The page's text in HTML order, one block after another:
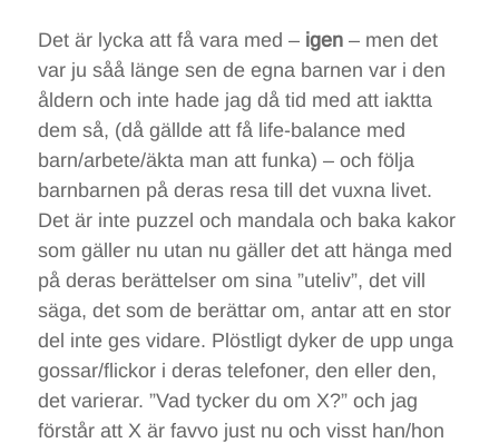
Det är lycka att få vara med – igen– men det
var ju såå länge sen de egna barnen var i den
åldern och inte hade jag då tid med att iaktta
dem så, (då gällde att få life-balance med
barn/arbete/äkta man att funka) – och följa
barnbarnen på deras resa till det vuxna livet.
Det är inte puzzel och mandala och baka kakor
som gäller nu utan nu gäller det att hänga med
på deras berättelser om sina ”uteliv”, det vill
säga, det som de berättar om, antar att en stor
del inte ges vidare. Plöstligt dyker de upp unga
gossar/flickor i deras telefoner, den eller den,
det varierar. ”Vad tycker du om X?” och jag
förstår att X är favvo just nu och visst han/hon